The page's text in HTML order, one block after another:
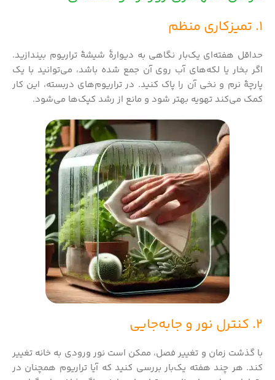
1. تمیزکاری منظم
حداقل هفته‌ای یک‌بار نگاهی به دیوارهٔ شیشهٔ تراریوم بیندازید.
اگر بخار یا لکه‌های آب روی آن جمع شده باشد، می‌توانید با یک
پارچهٔ نرم و نخی آن را پاک کنید. در تراریوم‌های دربسته، این کار
کمک می‌کند تهویه بهتر شود و مانع از رشد کپک‌ها می‌شود.
2. کنترل نور و جابه‌جایی
با گذشت زمان و تغییر فصل، ممکن است نور ورودی به خانه تغییر
کند. هر چند هفته یک‌بار بررسی کنید که آیا تراریوم همچنان در